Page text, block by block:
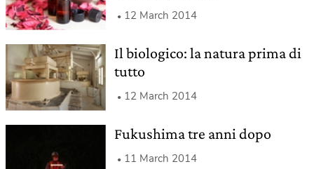
12 March 2014
Il biologico: la natura prima di
tutto
12 March 2014
Fukushima tre anni dopo
11 March 2014